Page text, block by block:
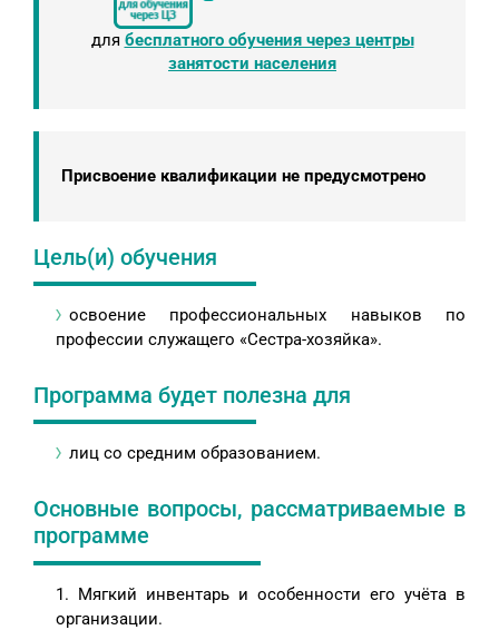
для бесплатного обучения через центры
занятости населения
Присвоение квалификации не предусмотрено
Цель(и) обучения
освоение профессиональных навыков по
профессии служащего «Сестра-хозяйка».
Программа будет полезна для
лиц со средним образованием.
Основные вопросы, рассматриваемые в
программе
Мягкий инвентарь и особенности его учёта в
организации.